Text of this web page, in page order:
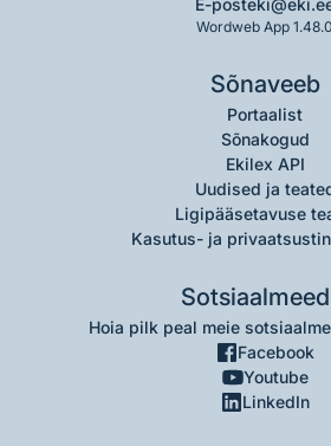
E-post
Wordweb App 1.48.0
Sõnaveeb
Portaalist
Sõnakogud
Ekilex API
Uudised ja
Ligipääsetavuse
Kasutus- ja
Hoia pilk peal meie
Facebook
Youtube
LinkedIn